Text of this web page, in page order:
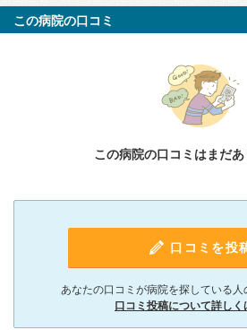
この病院の口コミ
この病院の口コミはまだあ
口コミを投
あなたの口コミが病院を探している人
口コミ投稿について詳しく